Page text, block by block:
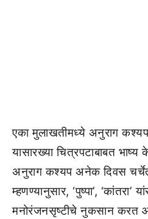
एका मुलाखतीमध्ये अनुराग कश्यपने
यासारख्या चित्रपटाबाबत भाष्य
अनुराग कश्यप अनेक दिवस चर्चेत
म्हणण्यानुसार, ‘पुष्पा’, ‘कांतरा’
मनोरंजनसृष्टीचे नुकसान करत